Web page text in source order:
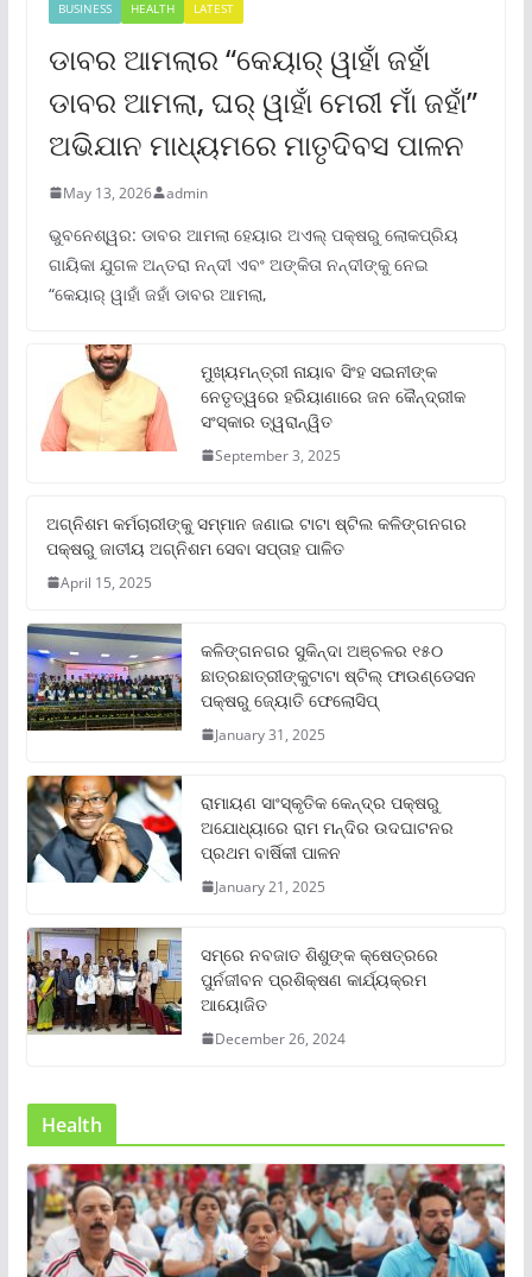
BUSINESS HEALTH LATEST
ଡାବର ଆମଲାର “କେୟାର୍ ୱାହାଁ ଜହାଁ
ଡାବର ଆମଲା, ଘର୍ ୱାହାଁ ମେରୀ ମାଁ ଜହାଁ”
ଅଭିଯାନ ମାଧ୍ୟମରେ ମାତୃଦିବସ ପାଳନ
May 13, 2026 admin
ଭୁବନେଶ୍ୱର: ଡାବର ଆମଲା ହେୟାର ଅଏଲ୍ ପକ୍ଷରୁ ଲୋକପ୍ରିୟ
ଗାୟିକା ଯୁଗଳ ଅନ୍ତରା ନନ୍ଦୀ ଏବଂ ଅଙ୍କିତା ନନ୍ଦୀଙ୍କୁ ନେଇ
“କେୟାର୍ ୱାହାଁ ଜହାଁ ଡାବର ଆମଲା,
ମୁଖ୍ୟମନ୍ତ୍ରୀ ନାୟାବ ସିଂହ ସଇନୀଙ୍କ
ନେତୃତ୍ୱରେ ହରିୟାଣାରେ ଜନ କୈନ୍ଦ୍ରୀକ
ସଂସ୍କାର ତ୍ୱରାନ୍ୱିତ
September 3, 2025
ଅଗ୍ନିଶମ କର୍ମଚାରୀଙ୍କୁ ସମ୍ମାନ ଜଣାଇ ଟାଟା ଷ୍ଟିଲ କଳିଙ୍ଗନଗର
ପକ୍ଷରୁ ଜାତୀୟ ଅଗ୍ନିଶମ ସେବା ସପ୍ତାହ ପାଳିତ
April 15, 2025
କଳିଙ୍ଗନଗର ସୁକିନ୍ଦା ଅଞ୍ଚଳର ୧୫୦
ଛାତ୍ରଛାତ୍ରୀଙ୍କୁଟାଟା ଷ୍ଟିଲ୍ ଫାଉଣ୍ଡେସନ
ପକ୍ଷରୁ ଜ୍ୟୋତି ଫେଲୋସିପ୍‌
January 31, 2025
ରାମାୟଣ ସାଂସ୍କୃତିକ କେନ୍ଦ୍ର ପକ୍ଷରୁ
ଅଯୋଧ୍ୟାରେ ରାମ ମନ୍ଦିର ଉଦଘାଟନର
ପ୍ରଥମ ବାର୍ଷିକୀ ପାଳନ
January 21, 2025
ସମ୍‌ରେ ନବଜାତ ଶିଶୁଙ୍କ କ୍ଷେତ୍ରରେ
ପୁର୍ନଜୀବନ ପ୍ରଶିକ୍ଷଣ କାର୍ଯ୍ୟକ୍ରମ
ଆୟୋଜିତ
December 26, 2024
Health